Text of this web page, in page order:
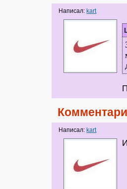
Написал: kart
Написал: kart